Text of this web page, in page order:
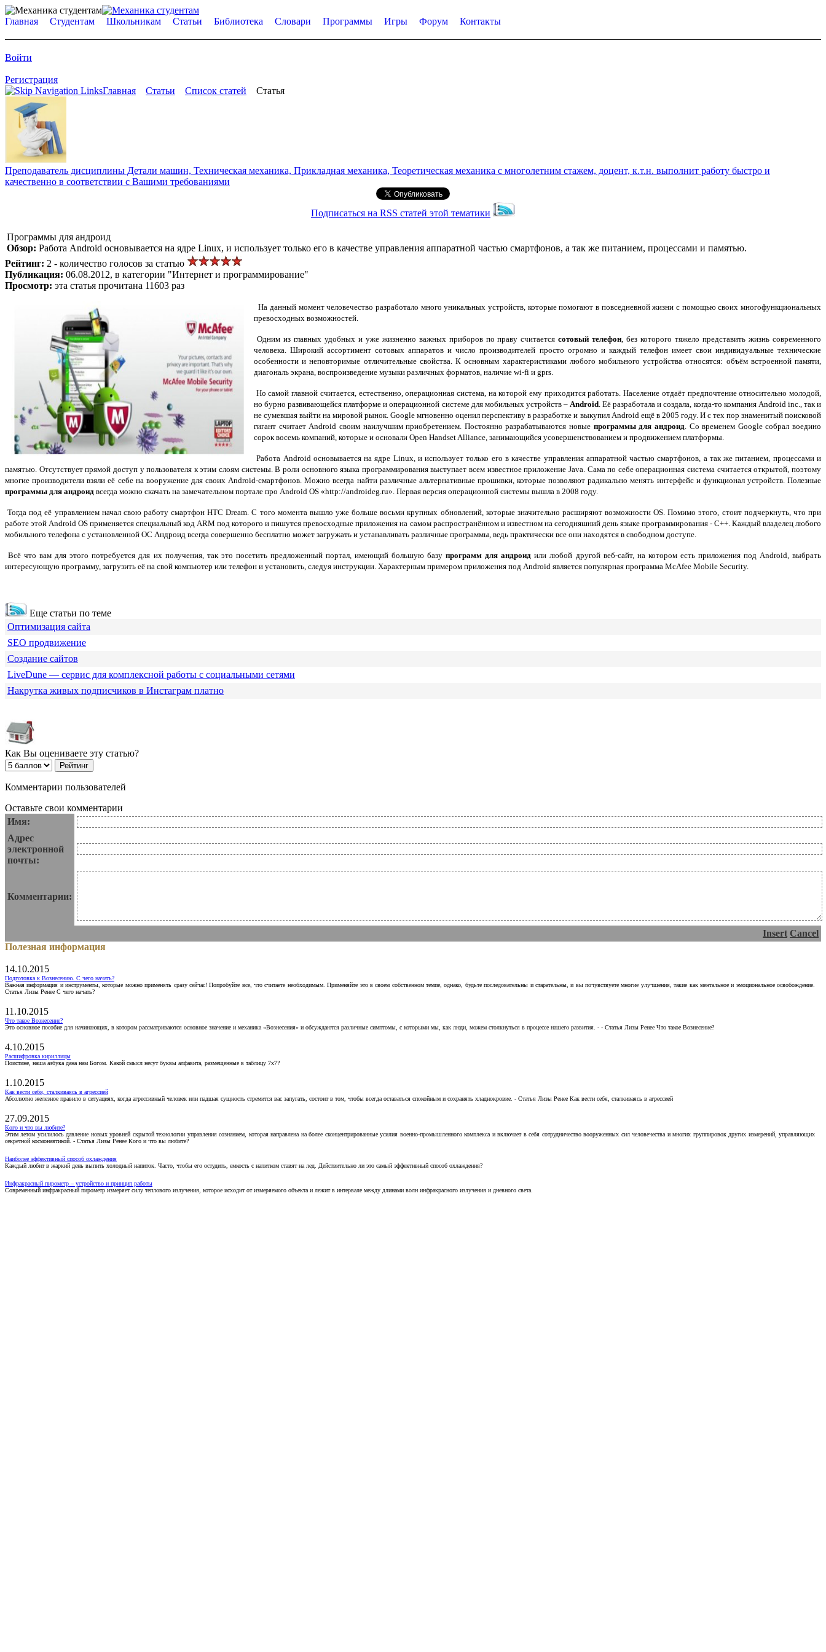
Главная Студентам Школьникам Статьи Библиотека Словари Программы Игры Форум Контакты
Войти
Регистрация
Главная
Статьи Список статей Статья
Преподаватель дисциплины Детали машин, Техническая механика, Прикладная механика, Теоретическая механика с многолетним стажем, доцент, к.т.н. выполнит работу быстро и
качественно в соответствии с Вашими требованиями
Подписаться на RSS статей этой тематики
Программы для андроид
Обзор: Работа Android основывается на ядре Linux, и использует только его в качестве управления аппаратной частью смартфонов, а так же питанием, процессами и памятью.
Рейтинг: 2 - количество голосов за статью
Публикация: 06.08.2012, в категории "Интернет и программирование"
Просмотр: эта статья прочитана 11603 раз
На данный момент человечество разработало много уникальных устройств, которые помогают в повседневной жизни с помощью своих многофункциональных
превосходных возможностей.
Одним из главных удобных и уже жизненно важных приборов по праву считаетсясотовый телефон , без которого тяжело представить жизнь современного
человека. Широкий ассортимент сотовых аппаратов и число производителей просто огромно и каждый телефон имеет свои индивидуальные технические
особенности и неповторимые отличительные свойства. К основным характеристиками любого мобильного устройства относятся: объём встроенной памяти,
диагональ экрана, воспроизведение музыки различных форматов, наличие wi-fi и gprs.
Но самой главной считается, естественно, операционная система, на которой ему приходится работать. Население отдаёт предпочтение относительно молодой,
но бурно развивающейся платформе и операционной системе для мобильных устройств – Android . Её разработала и создала, когда-то компания Android inc., так и
не сумевшая выйти на мировой рынок. Google мгновенно оценил перспективу в разработке и выкупил Android ещё в 2005 году. И с тех пор знаменитый поисковой
гигант считает Android своим наилучшим приобретением. Постоянно разрабатываются новые программы для андроид. Со временем Google собрал воедино
сорок восемь компаний, которые и основали Open Handset Alliance, занимающийся усовершенствованием и продвижением платформы.
Работа Android основывается на ядре Linux, и использует только его в качестве управления аппаратной частью смартфонов, а так же питанием, процессами и
памятью. Отсутствует прямой доступ у пользователя к этим слоям системы. В роли основного языка программирования выступает всем известное приложение Java. Сама по себе операционная система считается открытой, поэтому
многие производители взяли её себе на вооружение для своих Android-смартфонов. Можно всегда найти различные альтернативные прошивки, которые позволяют радикально менять интерфейс и функционал устройств. Полезные
программы для андроид всегда можно скачать на замечательном портале про Android OS «http://androideg.ru». Первая версия операционной системы вышла в 2008 году.
Тогда под её управлением начал свою работу смартфон HTC Dream. С того момента вышло уже больше восьми крупных обновлений, которые значительно расширяют возможности OS. Помимо этого, стоит подчеркнуть, что при
работе этой Android OS применяется специальный код ARM под которого и пишутся превосходные приложения на самом распространённом и известном на сегодняшний день языке программирования - С++. Каждый владелец любого
мобильного телефона с установленной ОС Андроид всегда совершенно бесплатно может загружать и устанавливать различные программы, ведь практически все они находятся в свободном доступе.
Всё что вам для этого потребуется для их получения, так это посетить предложенный портал, имеющий большую базупрограмм для андроид или любой другой веб-сайт, на котором есть приложения под Android, выбрать
интересующую программу, загрузить её на свой компьютер или телефон и установить, следуя инструкции. Характерным примером приложения под Android является популярная программа McAfee Mobile Security.
Еще статьи по теме
Оптимизация сайта
SEO продвижение
Создание сайтов
LiveDune — сервис для комплексной работы с социальными сетями
Накрутка живых подписчиков в Инстаграм платно
Как Вы оцениваете эту статью?
Комментарии пользователей
Оставьте свои комментарии
Имя:
Адрес
электронной
почты:
Комментарии:
Insert Cancel
Полезная информация
14.10.2015
Подготовка к Вознесению. С чего начать?
Важная информация и инструменты, которые можно применять сразу сейчас! Попробуйте все, что считаете необходимым. Применяйте это в своем собственном темпе, однако, будьте последовательны и старательны, и вы почувствуете многие улучшения, такие как ментальное и эмоциональное освобождение.
Статья Лизы Ренее С чего начать?
11.10.2015
Что такое Вознесение?
Это основное пособие для начинающих, в котором рассматриваются основное значение и механика «Вознесения» и обсуждаются различные симптомы, с которыми мы, как люди, можем столкнуться в процессе нашего развития. - - Статья Лизы Ренее Что такое Вознесение?
4.10.2015
Расшифровка кириллицы
Поистине, наша азбука дана нам Богом. Какой смысл несут буквы алфавита, размещенные в таблицу 7х7?
1.10.2015
Как вести себя, сталкиваясь в агрессией
Абсолютно железное правило в ситуациях, когда агрессивный человек или падшая сущность стремится вас запугать, состоит в том, чтобы всегда оставаться спокойным и сохранять хладнокровие. - Статья Лизы Ренее Как вести себя, сталкиваясь в агрессией
27.09.2015
Кого и что вы любите?
Этим летом усилилось давление новых уровней скрытой технологии управления сознанием, которая направлена на более сконцентрированные усилия военно-промышленного комплекса и включает в себя сотрудничество вооруженных сил человечества и многих группировок других измерений, управляющих
секретной космонавтикой. - Статья Лизы Ренее Кого и что вы любите?
Наиболее эффективный способ охлаждения
Каждый любит в жаркий день выпить холодный напиток. Часто, чтобы его остудить, емкость с напитком ставят на лед. Действительно ли это самый эффективный способ охлаждения?
Инфракрасный пирометр – устройство и принцип работы
Современный инфракрасный пирометр измеряет силу теплового излучения, которое исходит от измеряемого объекта и лежит в интервале между длинами волн инфракрасного излучения и дневного света.